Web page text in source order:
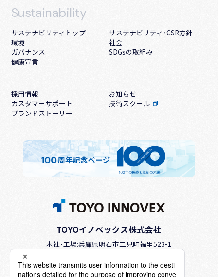
Sustainability
サステナビリティトップ
サステナビリティ・CSR方針
環境
社会
ガバナンス
SDGsの取組み
健康宣言
採用情報
お知らせ
カスタマーサポート
技術スクール
ブランドストーリー
TOYOイノベックス株式会社
本社・工場:兵庫県明石市二見町福里523-1